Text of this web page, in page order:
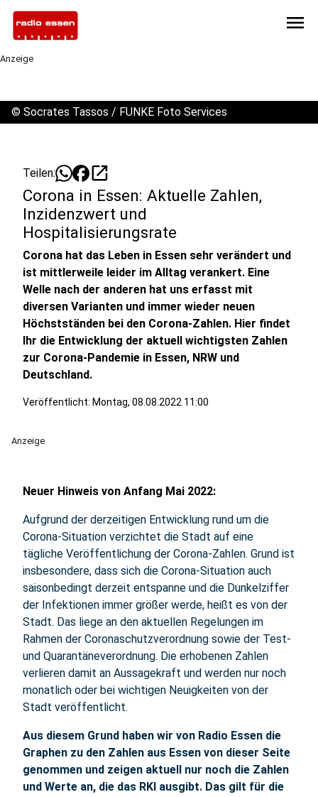
menu
Anzeige
© Socrates Tassos / FUNKE Foto Services
Teilen: open_in_new
Corona in Essen: Aktuelle Zahlen,
Inzidenzwert und
Hospitalisierungsrate
Corona hat das Leben in Essen sehr verändert und
ist mittlerweile leider im Alltag verankert. Eine
Welle nach der anderen hat uns erfasst mit
diversen Varianten und immer wieder neuen
Höchstständen bei den Corona-Zahlen. Hier findet
Ihr die Entwicklung der aktuell wichtigsten Zahlen
zur Corona-Pandemie in Essen, NRW und
Deutschland.
Veröffentlicht: Montag, 08.08.2022 11:00
Anzeige
Neuer Hinweis von Anfang Mai 2022:
Aufgrund der derzeitigen Entwicklung rund um die
Corona-Situation verzichtet die Stadt auf eine
tägliche Veröffentlichung der Corona-Zahlen. Grund ist
insbesondere, dass sich die Corona-Situation auch
saisonbedingt derzeit entspanne und die Dunkelziffer
der Infektionen immer größer werde, heißt es von der
Stadt. Das liege an den aktuellen Regelungen im
Rahmen der Coronaschutzverordnung sowie der Test-
und Quarantäneverordnung. Die erhobenen Zahlen
verlieren damit an Aussagekraft und werden nur noch
monatlich oder bei wichtigen Neuigkeiten von der
Stadt veröffentlicht.
Aus diesem Grund haben wir von Radio Essen die
Graphen zu den Zahlen aus Essen von dieser Seite
genommen und zeigen aktuell nur noch die Zahlen
und Werte an, die das RKI ausgibt. Das gilt für die